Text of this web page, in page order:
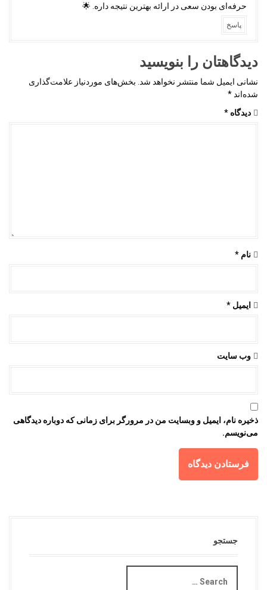
حرفه‌ای بودن سعی در ارائه بهترین نتیجه داره. 🌟
پاسخ
دیدگاهتان را بنویسید
نشانی ایمیل شما منتشر نخواهد شد. بخش‌های موردنیاز علامت‌گذاری
شده‌اند *
دیدگاه *
نام *
ایمیل *
وب‌ سایت
ذخیره نام، ایمیل و وبسایت من در مرورگر برای زمانی که دوباره دیدگاهی
می‌نویسم.
جستجو